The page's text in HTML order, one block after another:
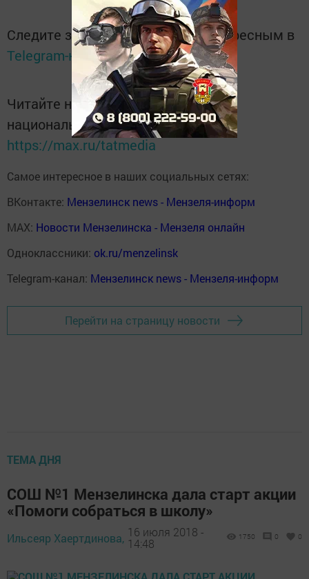
Следите за самым важным и интересным в
Telegram-каналеТатмедиа
Читайте новости Татарстана в
национальном мессенджере MАХ:
https://max.ru/tatmedia
Самое интересное в наших социальных сетях:
ВКонтакте: Мензелинск news - Мензеля-информ
MAX: Новости Мензелинска - Мензеля онлайн
Одноклассники: ok.ru/menzelinsk
Telegram-канал: Мензелинск news - Мензеля-информ
Перейти на страницу новости
ТЕМА ДНЯ
СОШ №1 Мензелинска дала старт акции
«Помоги собраться в школу»
Ильсеяр Хаертдинова, 16 июля 2018 -
14:48
1750 0 0